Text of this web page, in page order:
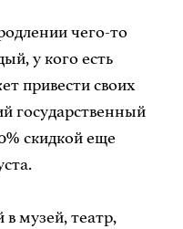
чего-то
у кого есть
привести своих
государственный
скидкой еще
музей, театр,